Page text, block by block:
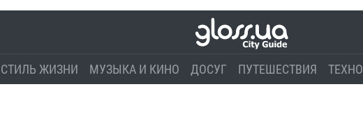
СТИЛЬ ЖИЗНИ МУЗЫКА И КИНО ДОСУГ ПУТЕШЕСТВИЯ ТЕХНО